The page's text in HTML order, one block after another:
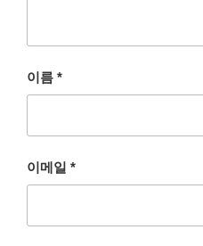
이름 *
이메일 *